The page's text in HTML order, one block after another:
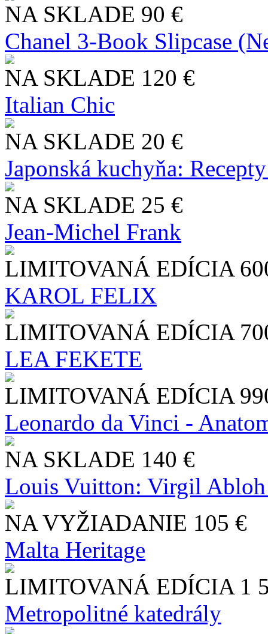
NA SKLADE 90 €
Chanel 3-Book Slipcase
NA SKLADE 120 €
Italian Chic
NA SKLADE 20 €
Japonská kuchyňa:
NA SKLADE 25 €
Jean-Michel Frank
LIMITOVANÁ EDÍCIA
KAROL FELIX
LIMITOVANÁ EDÍCIA
LEA FEKETE
LIMITOVANÁ EDÍCIA
Leonardo da Vinci -
NA SKLADE 140 €
Louis Vuitton: Virgil
NA VYŽIADANIE 105 €
Malta Heritage
LIMITOVANÁ EDÍCIA 1
Metropolitné katedrály